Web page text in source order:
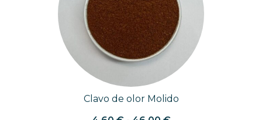
Clavo de olor Molido